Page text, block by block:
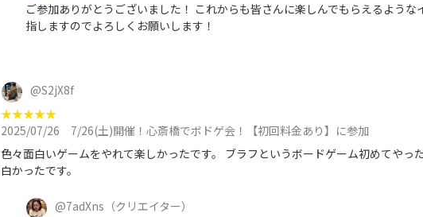
ご参加ありがとうございました！ これからも皆さんに楽しんでもらえるような
指しますのでよろしくお願いします！
@S2jX8f
★★★★★
2025/07/26
7/26(土)開催！心斎橋でボドゲ会！【初回料金あり】に参加
色々面白いゲームをやれて楽しかったです。 ブラフというボードゲーム初めてやっ
白かったです。
@7adXns （クリエイター）